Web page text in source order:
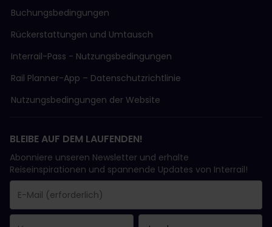
Buchungsbedingungen
Rückerstattungen und Umtausch
Interrail-Pass - Nutzungsbedingungen
Rail Planner-App – Datenschutzrichtlinie
Nutzungsbedingungen der Website
BLEIBE AUF DEM LAUFENDEN!
Abonniere unseren Newsletter und erhalte
Reiseinspirationen und spannende Updates von Interrail!